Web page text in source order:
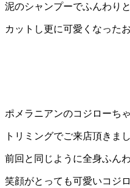
泥のシャンプーでふんわり
カットし更に可愛くなった
ポメラニアンのコジローち
トリミングでご来店頂きま
前回と同じように全身ふん
笑顔がとっても可愛いコジ